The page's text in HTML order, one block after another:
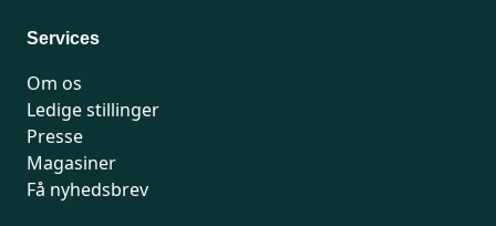
Services
Om os
Ledige stillinger
Presse
Magasiner
Få nyhedsbrev